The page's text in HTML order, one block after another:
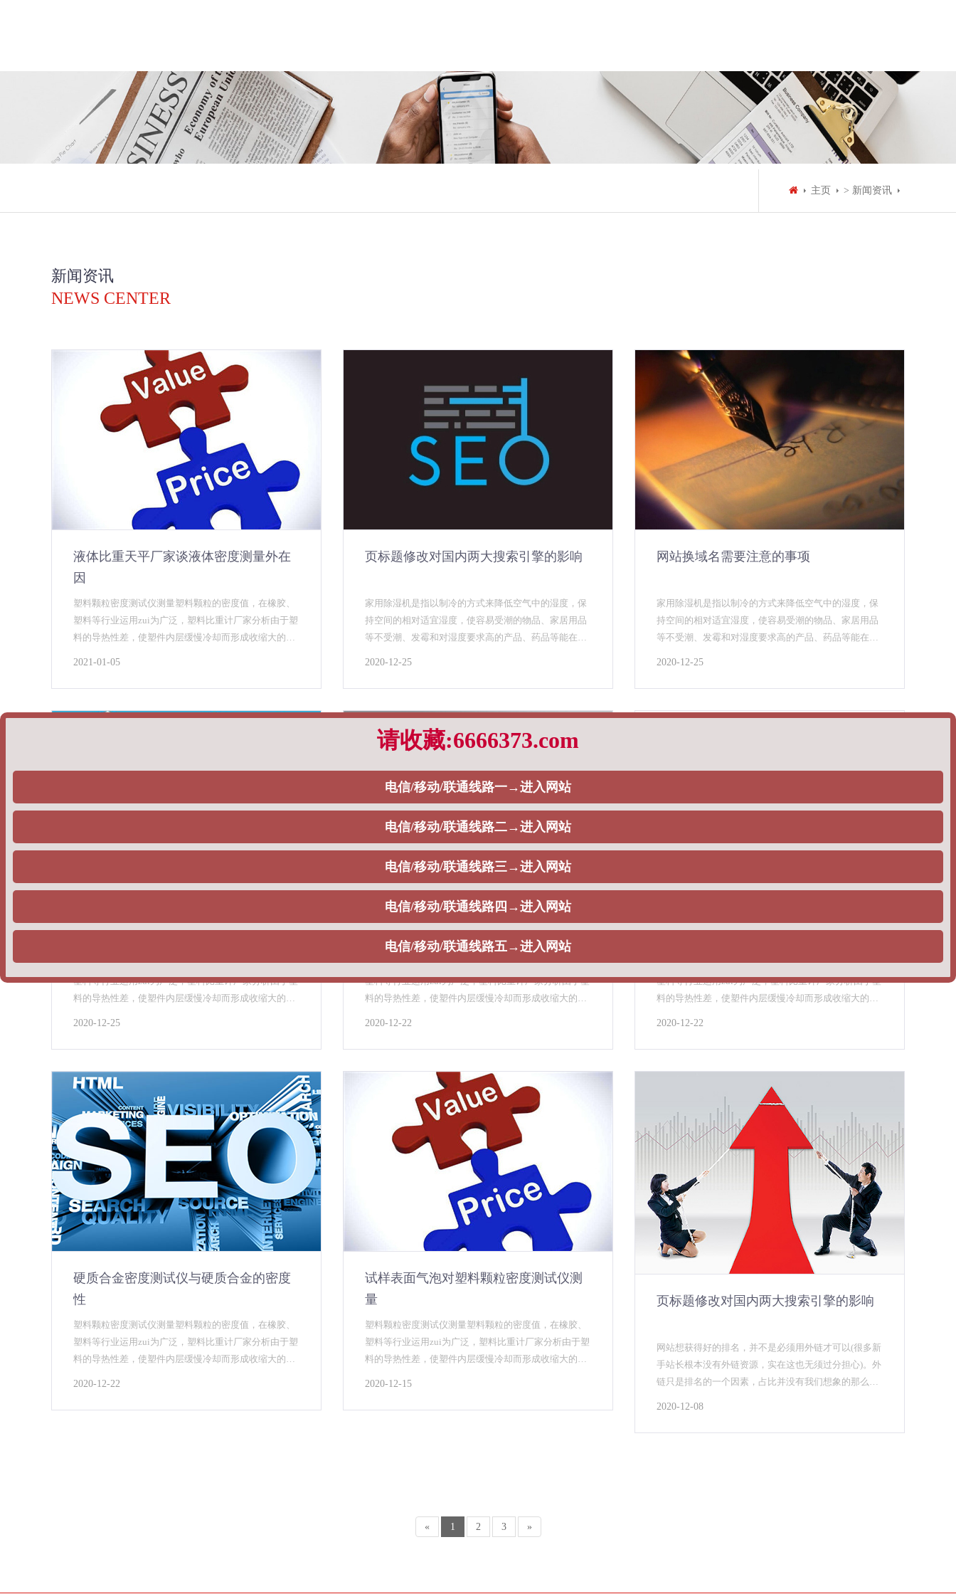
主页 > 新闻资讯
新闻资讯
NEWS CENTER
液体比重天平厂家谈液体密度测量外在
因
塑料颗粒密度测试仪测量塑料颗粒的密度值，在橡胶、
塑料等行业运用zui为广泛，塑料比重计厂家分析由于塑
料的导热性差，使塑件内层缓慢冷却而形成收缩大的高
2021-01-05
页标题修改对国内两大搜索引擎的影响
家用除湿机是指以制冷的方式来降低空气中的湿度，保
持空间的相对适宜湿度，使容易受潮的物品、家居用品
等不受潮、发霉和对湿度要求高的产品、药品等能在其
2020-12-25
网站换域名需要注意的事项
家用除湿机是指以制冷的方式来降低空气中的湿度，保
持空间的相对适宜湿度，使容易受潮的物品、家居用品
等不受潮、发霉和对湿度要求高的产品、药品等能在其
2020-12-25
塑料颗粒密度测试仪测量塑料颗粒的密度值，在橡胶、
塑料等行业运用zui为广泛，塑料比重计厂家分析由于塑
料的导热性差，使塑件内层缓慢冷却而形成收缩大的高
2020-12-25
不锈钢储能罐用途有哪些
塑料颗粒密度测试仪测量塑料颗粒的密度值，在橡胶、
塑料等行业运用zui为广泛，塑料比重计厂家分析由于塑
料的导热性差，使塑件内层缓慢冷却而形成收缩大的高
2020-12-22
塑料颗粒密度测试仪测量塑料颗粒的密度值，在橡胶、
塑料等行业运用zui为广泛，塑料比重计厂家分析由于塑
料的导热性差，使塑件内层缓慢冷却而形成收缩大的高
2020-12-22
硬质合金密度测试仪与硬质合金的密度
性
塑料颗粒密度测试仪测量塑料颗粒的密度值，在橡胶、
塑料等行业运用zui为广泛，塑料比重计厂家分析由于塑
料的导热性差，使塑件内层缓慢冷却而形成收缩大的高
2020-12-22
试样表面气泡对塑料颗粒密度测试仪测
量
塑料颗粒密度测试仪测量塑料颗粒的密度值，在橡胶、
塑料等行业运用zui为广泛，塑料比重计厂家分析由于塑
料的导热性差，使塑件内层缓慢冷却而形成收缩大的高
2020-12-15
页标题修改对国内两大搜索引擎的影响
网站想获得好的排名，并不是必须用外链才可以(很多新
手站长根本没有外链资源，实在这也无须过分担心)。外
链只是排名的一个因素，占比并没有我们想象的那么
的，因为作为行业来说，企业在某些方面是独一无二
2020-12-08
« 1 2 3 »